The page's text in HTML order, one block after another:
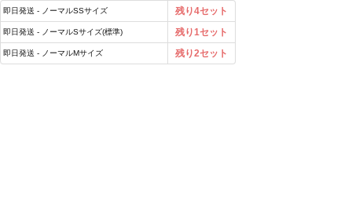
即日発送 - ノーマルSSサイズ 残り4セット
即日発送 - ノーマルSサイズ(標準) 残り1セット
即日発送 - ノーマルMサイズ 残り2セット